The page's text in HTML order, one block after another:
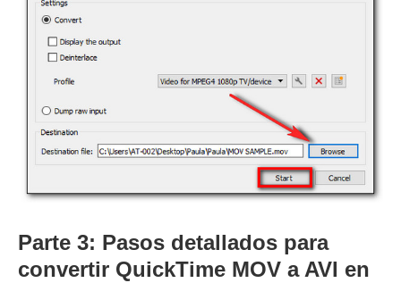
Parte 3: Pasos detallados para
convertir QuickTime MOV a AVI en